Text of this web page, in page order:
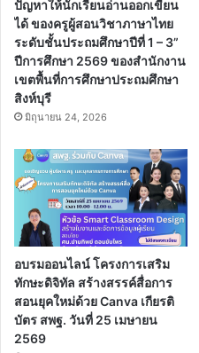
ปัญหาให้นักเรียนอ่านออกเขียน
ได้ ของครูผู้สอนวิชาภาษาไทย
ระดับชั้นประถมศึกษาปีที่ 1 – 3”
ปีการศึกษา 2569 ของสำนักงาน
เขตพื้นที่การศึกษาประถมศึกษา
สิงห์บุรี
มิถุนายน 24, 2026
อบรมออนไลน์ โครงการเสริม
ทักษะดิจิทัล สร้างสรรค์สื่อการ
สอนยุคใหม่ด้วย Canva เกียรติ
บัตร สพฐ. วันที่ 25 เมษายน
2569